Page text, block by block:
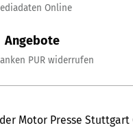
Online
Angebote
PUR widerrufen
Motor Presse Stuttgart